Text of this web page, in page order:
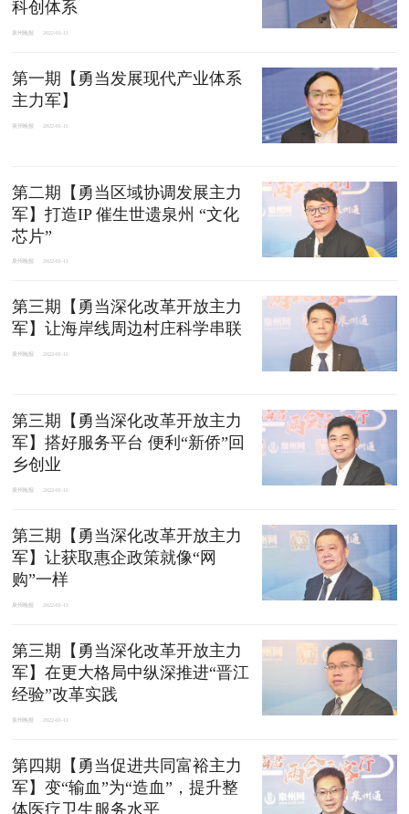
科创体系
泉州晚报 2022-01-11
第一期【勇当发展现代产业体系
主力军】
泉州晚报 2022-01-11
第二期【勇当区域协调发展主力
军】打造IP 催生世遗泉州 “文化
芯片”
泉州晚报 2022-01-11
​第三期【勇当深化改革开放主力
军】让海岸线周边村庄科学串联
泉州晚报 2022-01-11
第三期【勇当深化改革开放主力
军】搭好服务平台 便利“新侨”回
乡创业
泉州晚报 2022-01-11
第三期【勇当深化改革开放主力
军】让获取惠企政策就像“网
购”一样
泉州晚报 2022-01-11
第三期【勇当深化改革开放主力
军】在更大格局中纵深推进“晋江
经验”改革实践
泉州晚报 2022-01-11
​第四期【勇当促进共同富裕主力
军】变“输血”为“造血”，提升整
体医疗卫生服务水平